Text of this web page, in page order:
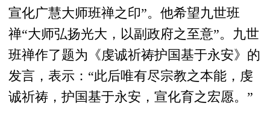
宣化广慧大师班禅之印”。他希望九世班
禅“大师弘扬光大，以副政府之至意”。九世
班禅作了题为《虔诚祈祷护国基于永安》的
发言，表示：“此后唯有尽宗教之本能，虔
诚祈祷，护国基于永安，宣化育之宏愿。”